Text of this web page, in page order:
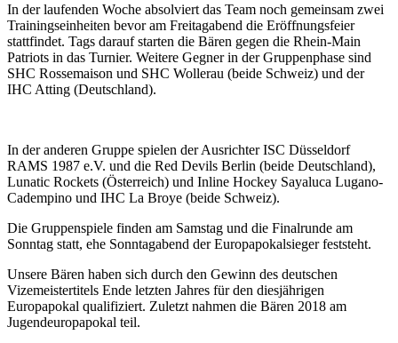
In der laufenden Woche absolviert das Team noch gemeinsam zwei
Trainingseinheiten bevor am Freitagabend die Eröffnungsfeier
stattfindet. Tags darauf starten die Bären gegen die Rhein-Main
Patriots in das Turnier. Weitere Gegner in der Gruppenphase sind
SHC Rossemaison und SHC Wollerau (beide Schweiz) und der
IHC Atting (Deutschland).
In der anderen Gruppe spielen der Ausrichter ISC Düsseldorf
RAMS 1987 e.V. und die Red Devils Berlin (beide Deutschland),
Lunatic Rockets (Österreich) und Inline Hockey Sayaluca Lugano-
Cadempino und IHC La Broye (beide Schweiz).
Die Gruppenspiele finden am Samstag und die Finalrunde am
Sonntag statt, ehe Sonntagabend der Europapokalsieger feststeht.
Unsere Bären haben sich durch den Gewinn des deutschen
Vizemeistertitels Ende letzten Jahres für den diesjährigen
Europapokal qualifiziert. Zuletzt nahmen die Bären 2018 am
Jugendeuropapokal teil.